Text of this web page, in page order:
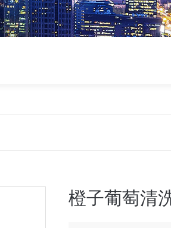
橙子葡萄清